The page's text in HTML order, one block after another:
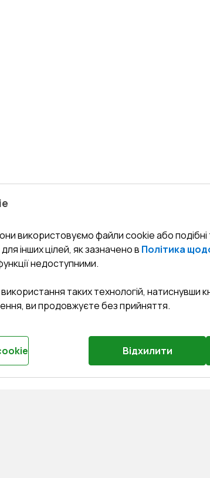
використовуємо файли cookie або подібні
інших цілей, як зазначено в Політика
недоступними.
таких технологій, натиснувши
ви продовжуєте без прийняття.
Відхилити